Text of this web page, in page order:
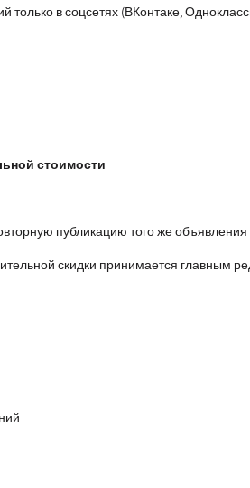
в соцсетях (ВКонтаке,
стоимости
публикацию того же объявления
скидки принимается главным